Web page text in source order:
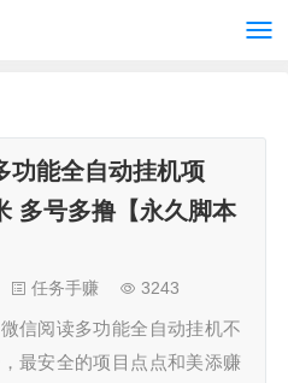
功能全自动挂机项
多号多撸【永久脚本
任务手赚 3243
信阅读多功能全自动挂机不
最安全的项目点点和美添赚